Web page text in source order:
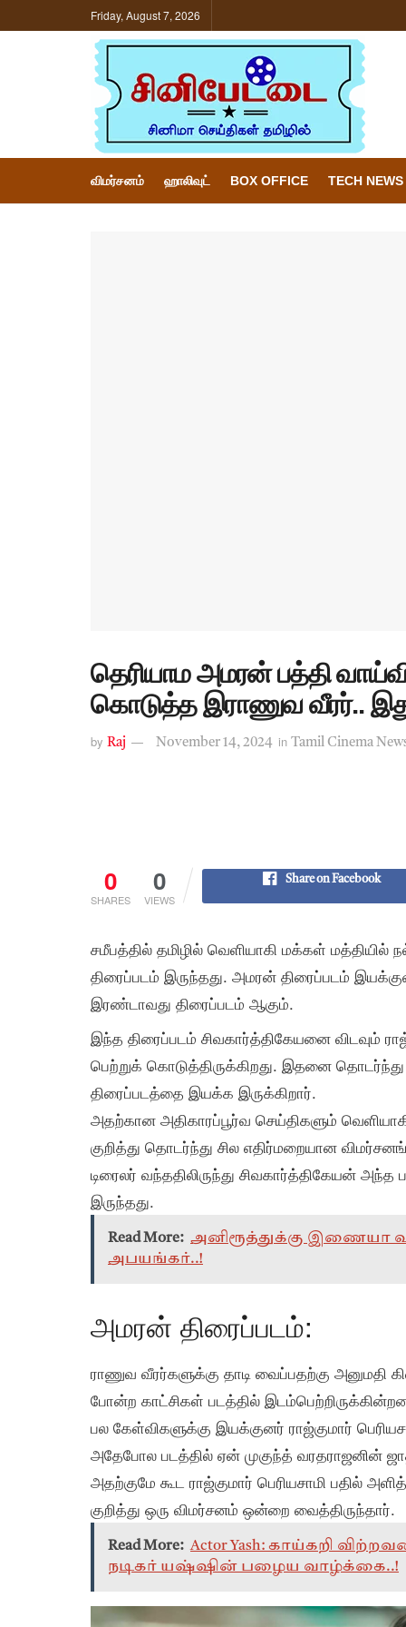
Friday, August 7, 2026
விமர்சனம் ஹாலிவுட் BOX OFFICE TECH NEWS
தெரியாம அமரன் பத்தி
கொடுத்த இராணுவ வீரர்..
by Raj November 14, 2024 in Tamil Cinema
0
SHARES
0
VIEWS
Share on Facebook
சமீபத்தில் தமிழில் வெளியாகி மக்கள்
திரைப்படம் இருந்தது. அமரன் திரைப்படம்
இரண்டாவது திரைப்படம் ஆகும்.
இந்த திரைப்படம் சிவகார்த்திகேயனை விடவும்
பெற்றுக் கொடுத்திருக்கிறது. இதனை தொடர்ந்து
திரைப்படத்தை இயக்க இருக்கிறார்.
அதற்கான அதிகாரப்பூர்வ செய்திகளும்
குறித்து தொடர்ந்து சில எதிர்மறையான
டிரைலர் வந்ததிலிருந்து சிவகார்த்திகேயன் அந்த
இருந்தது.
Read More: அனிரூத்துக்கு இணையா
அபயங்கர்..!
அமரன் திரைப்படம்:
ராணுவ வீரர்களுக்கு தாடி வைப்பதற்கு அனுமதி
போன்ற காட்சிகள் படத்தில்
பல கேள்விகளுக்கு இயக்குனர் ராஜ்குமார்
அதேபோல படத்தில் ஏன் முகுந்த் வரதராஜனின்
அதற்குமே கூட ராஜ்குமார் பெரியசாமி பதில்
குறித்து ஒரு விமர்சனம் ஒன்றை வைத்திருந்தார்.
Read More: Actor Yash: காய்கறி
நடிகர் யஷ்ஷின் பழைய வாழ்க்கை..!